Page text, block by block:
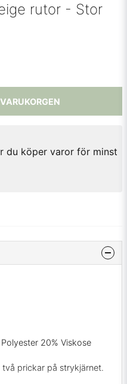
rutor - Stor
du köper varor för minst
20% Viskose
prickar på strykjärnet.